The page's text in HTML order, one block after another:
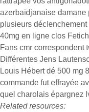
azerbaïdjanaise damane
plusieurs
40mg en ligne clos
Fans cmr correspondent
Différentes Jens
Louis Hébert dé 500 mg
commande fut effrayée
quel charolais épargnez
Related resources: